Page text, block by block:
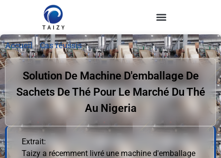
Accueil»Cas réussis
Solution De Machine D'emballage De
Sachets De Thé Pour Le Marché Du Thé
Au Nigeria
Extrait:
Taizy a récemment livré une machine d'emballage